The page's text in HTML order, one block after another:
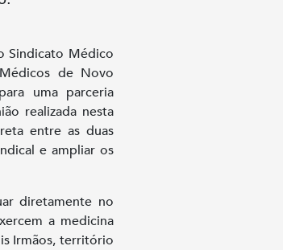
Sindicato Médico
de Novo
uma parceria
realizada nesta
entre as duas
e ampliar os
diretamente no
a medicina
Irmãos, território